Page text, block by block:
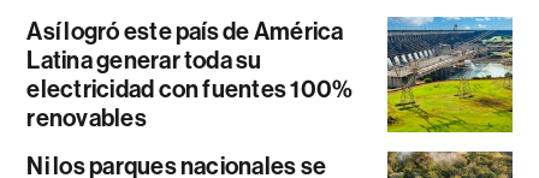
Así logró este país de América
Latina generar toda su
electricidad con fuentes 100%
renovables
Ni los parques nacionales se